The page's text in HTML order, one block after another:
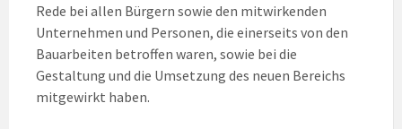
Rede bei allen Bürgern sowie den mitwirkenden
Unternehmen und Personen, die einerseits von den
Bauarbeiten betroffen waren, sowie bei die
Gestaltung und die Umsetzung des neuen Bereichs
mitgewirkt haben.